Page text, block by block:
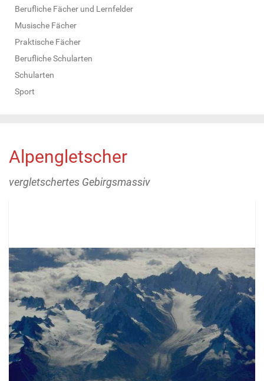
Berufliche Fächer und Lernfelder
Musische Fächer
Praktische Fächer
Berufliche Schularten
Schularten
Sport
Alpengletscher
vergletschertes Gebirgsmassiv